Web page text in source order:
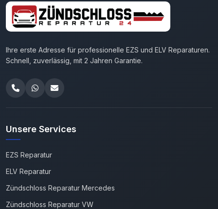
Ihre erste Adresse für professionelle EZS und ELV Reparaturen.
Schnell, zuverlässig, mit 2 Jahren Garantie.
Unsere Services
EZS Reparatur
ELV Reparatur
Zündschloss Reparatur Mercedes
Zündschloss Reparatur VW